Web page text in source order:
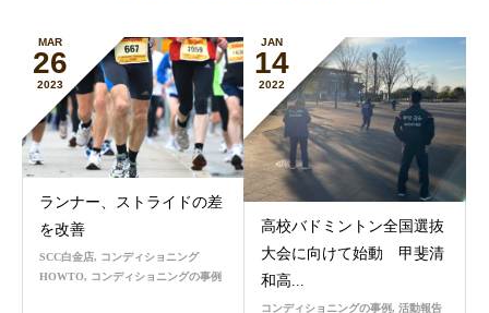
MAR
26
2023
ランナー、ストライドの差
を改善
SCC白金店, コンディショニング
HOWTO, コンディショニングの事例
JAN
14
2022
高校バドミントン全国選抜
大会に向けて始動 甲斐清
和高...
コンディショニングの事例, 活動報告